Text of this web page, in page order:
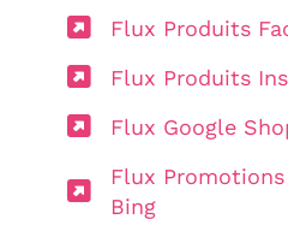
Flux Produits
Flux Produits
Flux Google
Flux
Bing